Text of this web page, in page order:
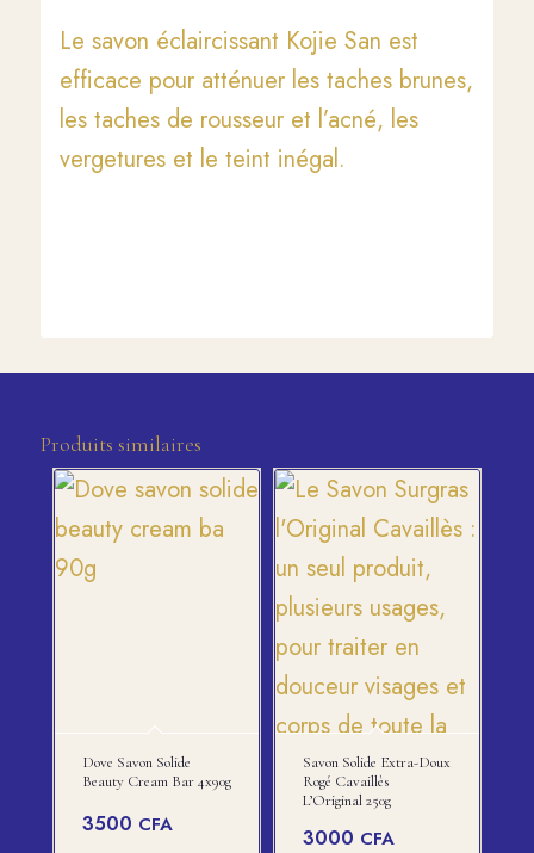
Le savon éclaircissant Kojie San est
efficace pour atténuer les taches brunes,
les taches de rousseur et l’acné, les
vergetures et le teint inégal.
Produits similaires
Dove Savon Solide
Beauty Cream Bar 4x90g
3500 CFA
Savon Solide Extra-Doux
Rogé Cavaillès
L’Original 250g
3000 CFA